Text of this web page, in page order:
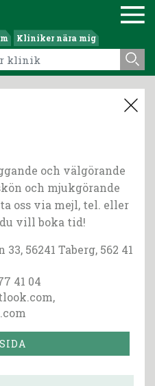
Kliniker nära mig
och välgörande
och mjukgörande
oss via mejl, tel. eller
vill boka tid!
56241 Taberg, 562 41
41 04